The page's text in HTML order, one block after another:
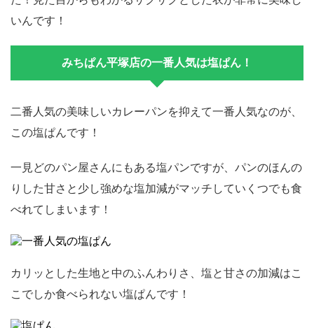
いんです！
みちぱん平塚店の一番人気は塩ぱん！
二番人気の美味しいカレーパンを抑えて一番人気なのが、
この塩ぱんです！
一見どのパン屋さんにもある塩パンですが、パンのほんの
りした甘さと少し強めな塩加減がマッチしていくつでも食
べれてしまいます！
カリッとした生地と中のふんわりさ、塩と甘さの加減はこ
こでしか食べられない塩ぱんです！